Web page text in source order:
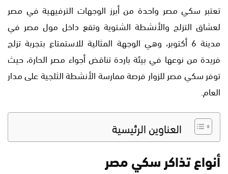
تعتبر سكي مصر واحدة من أبرز الوجهات الترفيهية في مصر
لعشاق التزلج والأنشطة الشتوية وتقع داخل مول مصر في
مدينة 6 أكتوبر، وهي الوجهة المثالية للاستمتاع بتجربة تزلج
فريدة من نوعها في بيئة باردة تناقض أجواء مصر الحارة، حيث
توفر سكي مصر للزوار فرصة ممارسة الأنشطة الثلجية على مدار
العام.
العناوين الرئيسية
أنواع تذاكر سكي مصر